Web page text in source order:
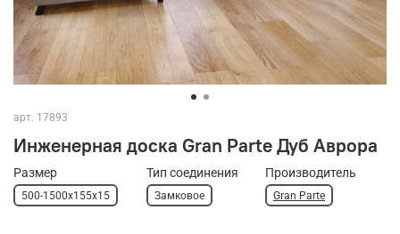
арт. 17893
Инженерная доска Gran Parte Дуб Аврора
Размер
500-1500х155х15
Тип соединения
Замковое
Производитель
Gran Parte